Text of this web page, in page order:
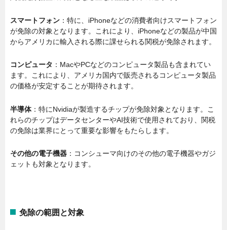
スマートフォン ：特に、iPhoneなどの消費者向けスマートフォン
が免除の対象となります。これにより、iPhoneなどの製品が中国
からアメリカに輸入される際に課せられる関税が免除されます。
コンピュータ ：MacやPCなどのコンピュータ製品も含まれてい
ます。これにより、アメリカ国内で販売されるコンピュータ製品
の価格が安定することが期待されます。
半導体：特にNvidiaが製造するチップが免除対象となります。こ
れらのチップはデータセンターやAI技術で使用されており、関税
の免除は業界にとって重要な影響をもたらします。
その他の電子機器 ：コンシューマ向けのその他の電子機器やガジ
ェットも対象となります。
免除の範囲と対象